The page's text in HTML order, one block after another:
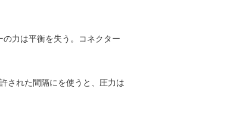
力は平衡を失う。コネクター
された間隔にを使うと、圧力は